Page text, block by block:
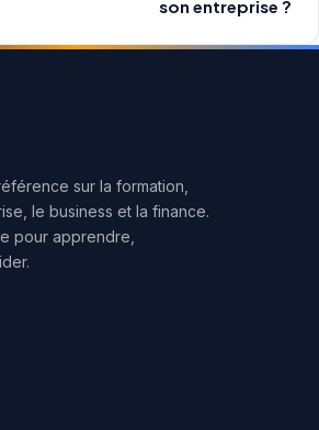
son entreprise ?
sur la formation,
le business et la finance.
pour apprendre,